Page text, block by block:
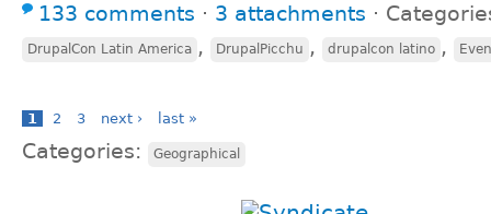
133 comments ⋅ 3 attachments ⋅
DrupalCon Latin America , DrupalPicchu , drupalcon latino ,
1 2 3 next › last »
Categories: Geographical